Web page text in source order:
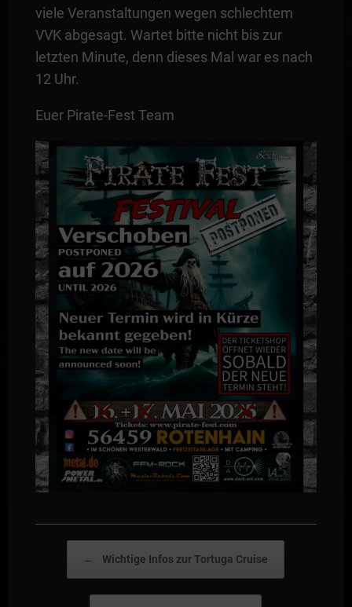
viele Veranstaltungen wegen schlechtem
VVK abgesagt. Wartet bitte nicht bis zur
letzten Minute, denn dieses Mal war es nach
12 Uhr.
Euer Pirate-Fest Team
← Wichtige Infos zur Tortuga Cruise